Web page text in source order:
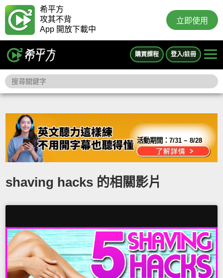
希平方
攻其不背
App 開放下載中
立即使用
購買課程 登入/註冊
活動期間：7/31 ~ 8/28
shaving hacks 的相關影片